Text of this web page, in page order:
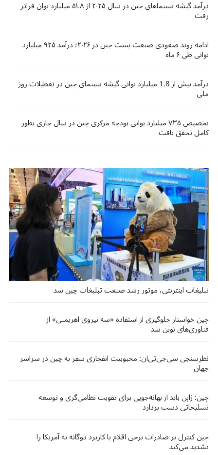
درآمد گیشه سینماهای چین در سال ۲۰۲۵ از ۵۱.۸ میلیارد یوان فراتر
رفت
ادامه روند صعودی صنعت پست چین در ۲۰۲۶؛ درآمد ۹۲۵ میلیارد
یوانی طی ۶ ماه
درآمد بیش از 1.8 میلیارد یوانی گیشه سینمای چین در تعطیلات روز
ملی
تخصیص ۷۳۵ میلیارد یوانی بودجه مرکزی چین در سال جاری بطور
کامل تحقق یافت​​
تبلیغات اینترنتی، موتور رشد صنعت تبلیغات چین شد
چین خواستار جلوگیری از استفاده «سه نیروی اهریمنی» از
فناوری‌های نوین شد
نظرسنجی سی‌جی‌تی‌ان: محبوبیت انفجاری سفر به چین در سراسر
جهان
چین: ژاپن باید از بهانه‌جویی برای تقویت نظامی‌گری و توسعه
تسلیحاتی دست بردارد
چین کنترل بر صادرات برخی اقلام با کاربرد دوگانه به آمریکا را
تشدید می‌کند